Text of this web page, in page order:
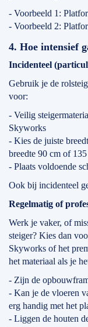
- Voorbeeld 1:
- Voorbeeld 2:
4. Hoe intensief
Incidenteel
Gebruik je de
voor:
- Veilig
Skyworks
- Kies de juiste
breedte 90 cm of
- Plaats voldoende
Ook bij incidenteel
Regelmatig of
Werk je vaker, of
steiger? Kies dan
Skyworks of het
het materiaal als je
- Zijn de
- Kan je de vloeren
erg handig met het
- Liggen de houten